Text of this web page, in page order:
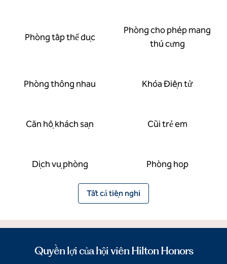
Phòng tập thể dục
Phòng cho phép mang
thú cưng
Phòng thông nhau Khóa Điện tử
Căn hộ khách sạn Cũi trẻ em
Dịch vụ phòng Phòng họp
Tất cả tiện nghi
Quyền lợi của hội viên Hilton Honors